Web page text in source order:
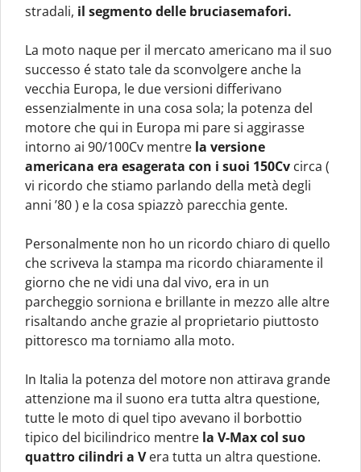
stradali, il segmento delle bruciasemafori.
La moto naque per il mercato americano ma il suo
successo é stato tale da sconvolgere anche la
vecchia Europa, le due versioni differivano
essenzialmente in una cosa sola; la potenza del
motore che qui in Europa mi pare si aggirasse
intorno ai 90/100Cv mentre la versione
americana era esagerata con i suoi 150Cv circa (
vi ricordo che stiamo parlando della metà degli
anni ’80 ) e la cosa spiazzò parecchia gente.
Personalmente non ho un ricordo chiaro di quello
che scriveva la stampa ma ricordo chiaramente il
giorno che ne vidi una dal vivo, era in un
parcheggio sorniona e brillante in mezzo alle altre
risaltando anche grazie al proprietario piuttosto
pittoresco ma torniamo alla moto.
In Italia la potenza del motore non attirava grande
attenzione ma il suono era tutta altra questione,
tutte le moto di quel tipo avevano il borbottio
tipico del bicilindrico mentre la V-Max col suo
quattro cilindri a Vera tutta un altra questione.